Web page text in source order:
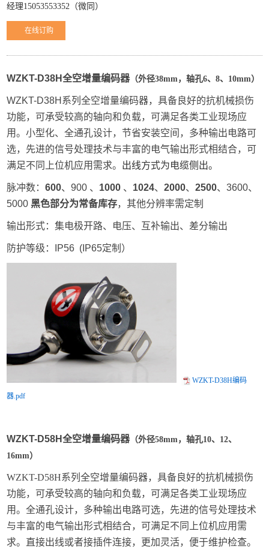
经理15053553352（微同）
在线订购
WZKT-D38H全空增量编码器（外径38mm，轴孔6、8、10mm）
WZKT-D38H系列全空增量编码器，具备良好的抗机械损伤
功能，可承受较高的轴向和负载，可满足各类工业现场应
用。小型化、全通孔设计， 节省安装空间， 多种输出电路可
选，先进的信号处理技术与丰富的电气输出形式相结合，可
满足不同上位机应用需求。 出线方式为电缆侧出。
脉冲数：600、900 、 1000 、 1024、2000、2500、3600、
5000 黑色部分为常备库存，其他分辨率需定制
输出形式：集电极开路、电压、互补输出、差分输出
防护等级：IP56 (IP65定制）
WZKT-D38H编码
器.pdf
WZKT-D58H全空增量编码器（外径58mm，轴孔10、12、
16mm）
WZKT-D58H系列全空增量编码器，具备良好的抗机械损伤
功能，可承受较高的轴向和负载，可满足各类工业现场应
用。全通孔设计，多种输出电路可选，先进的信号处理技术
与丰富的电气输出形式相结合，可满足不同上位机应用需
求。直接出线或者接插件连接，更加灵活，便于维护检查。